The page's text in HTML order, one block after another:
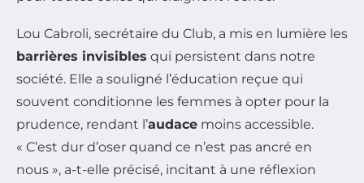
Lou Cabroli, secrétaire du Club, a mis en lumière les
barrières invisibles qui persistent dans notre
société. Elle a souligné l’éducation reçue qui
souvent conditionne les femmes à opter pour la
prudence, rendant l’audace moins accessible.
« C’est dur d’oser quand ce n’est pas ancré en
nous », a-t-elle précisé, incitant à une réflexion